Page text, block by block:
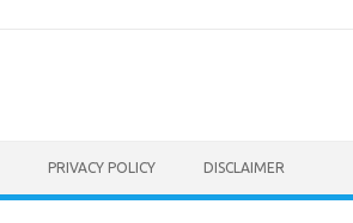
PRIVACY POLICY DISCLAIMER